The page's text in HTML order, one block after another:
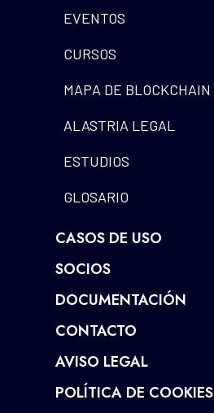
EVENTOS
CURSOS
MAPA DE BLOCKCHAIN
ALASTRIA LEGAL
ESTUDIOS
GLOSARIO
CASOS DE USO
SOCIOS
DOCUMENTACIÓN
CONTACTO
AVISO LEGAL
POLÍTICA DE COOKIES